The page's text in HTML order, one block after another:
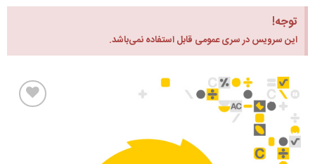
توجه!
این سرویس در سری عمومی قابل استفاده نمی‌باشد.